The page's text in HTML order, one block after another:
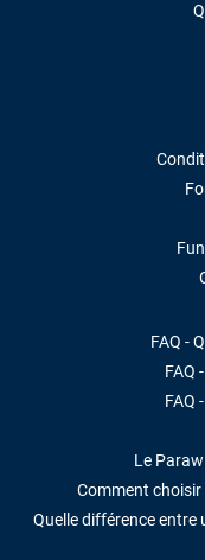
FAQ -
FAQ
FAQ
Le
Comment choisir
Quelle différence